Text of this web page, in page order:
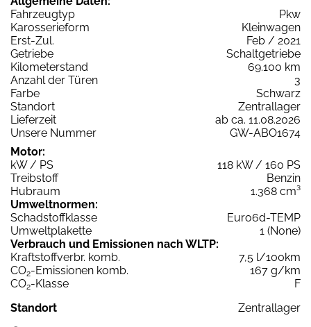
Fahrzeugtyp
Pkw
Karosserieform
Kleinwagen
Erst-Zul.
Feb / 2021
Getriebe
Schaltgetriebe
Kilometerstand
69.100 km
Anzahl der Türen
3
Farbe
Schwarz
Standort
Zentrallager
Lieferzeit
ab ca. 11.08.2026
Unsere Nummer
GW-ABO1674
Motor:
kW / PS
118 kW / 160 PS
Treibstoff
Benzin
Hubraum
1.368 cm³
Umweltnormen:
Schadstoffklasse
Euro6d-TEMP
Umweltplakette
1 (None)
Verbrauch und Emissionen nach WLTP:
Kraftstoffverbr. komb.
7,5 l/100km
CO2-Emissionen komb.
167 g/km
CO2-Klasse
F
Standort
Zentrallager